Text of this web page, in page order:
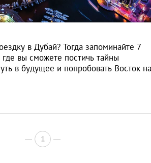
в Дубай? Тогда запоминайте 7
вы сможете постичь тайны
в будущее и попробовать Восток на
1